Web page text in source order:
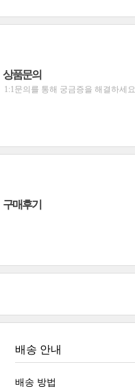
상품문의
1:1문의를 통해 궁금증을 해결하세요.
구매후기
배송 안내
배송 방법